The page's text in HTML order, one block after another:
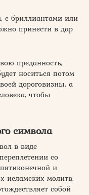
с бриллиантами или
принести в дар
преданность,
носиться потом
дороговизны, а
чтобы
символа
в виде
со
и
исламских молитв.
собой